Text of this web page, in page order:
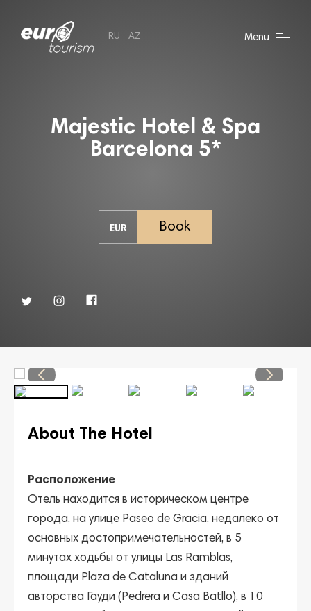
RU AZ Menu
Majestic Hotel & Spa
Barcelona 5*
EUR Book
About The Hotel
Расположение
Отель находится в историческом центре
города, на улице Paseo de Gracia, недалеко от
основных достопримечательностей, в 5
минутах ходьбы от улицы Las Ramblas,
площади Plaza de Cataluna и зданий
авторства Гауди (Pedrera и Casa Batllo), в 10